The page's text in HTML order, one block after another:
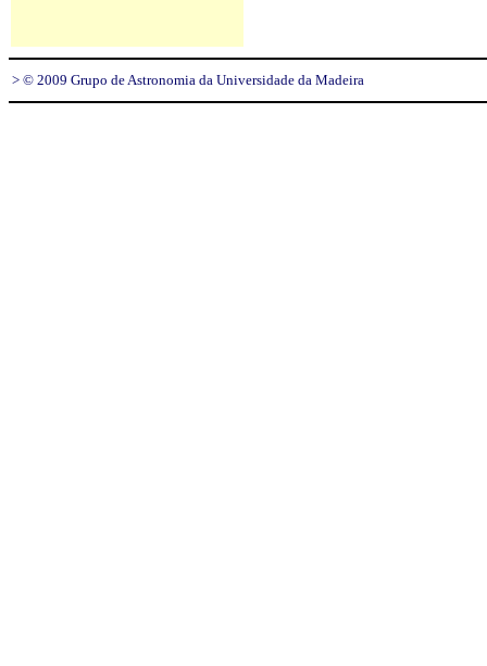
> © 2009 Grupo de Astronomia da Universidade da Madeira